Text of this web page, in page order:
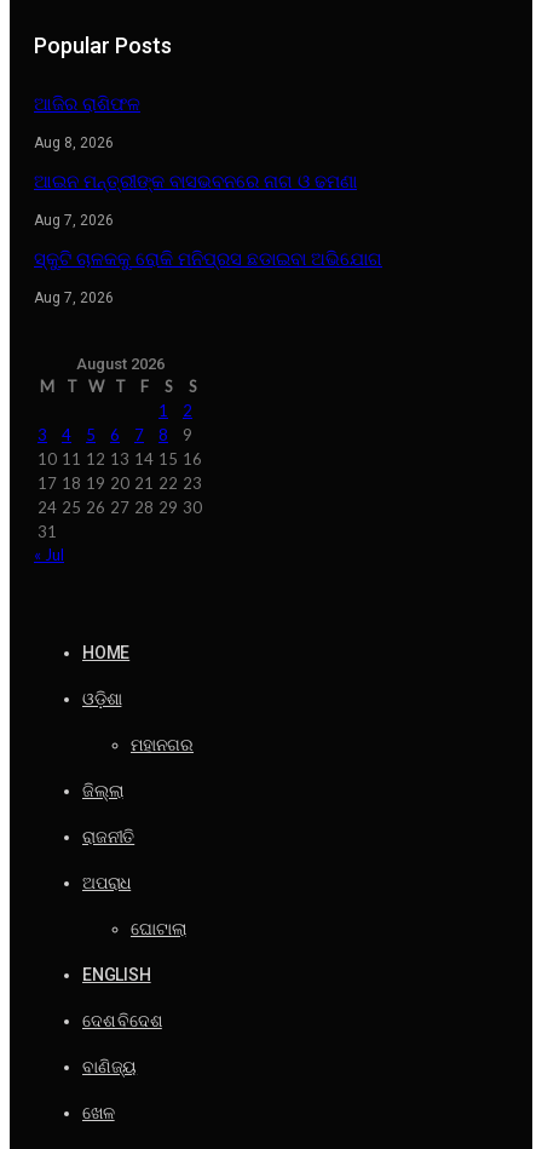
Popular Posts
ଆଜିର ରାଶିଫଳ
Aug 8, 2026
ଆଇନ ମନ୍ତ୍ରୀଙ୍କ ବାସଭବନରେ ନାଗ ଓ ଢମଣା
Aug 7, 2026
ସ୍କୁଟି ଚାଳକକୁ ରୋକି ମନିପ୍ରସ ଛଡାଇବା ଅଭିଯୋଗ
Aug 7, 2026
August 2026
M T W T F S
S
1
2
3
4 5 6 7 8
9
10 11 12 13 14 15 16
17 18 19 20 21 22 23
24 25 26 27 28 29 30
31
« Jul
HOME
ଓଡ଼ିଶା
ମହାନଗର
ଜିଲ୍ଲା
ରାଜନୀତି
ଅପରାଧ
ଘୋଟାଲା
ENGLISH
ଦେଶ ବିଦେଶ
ବାଣିଜ୍ୟ
ଖେଳ